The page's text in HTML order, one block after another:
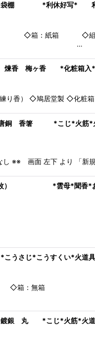
地 袋棚 *利休好写*
：紙箱 ◇組立式 在庫
…
* 煉香 梅ヶ香 *化粧箱入*
） ◇鳩居堂製 ◇化粧箱（
】唐銅 香箸 *こじ*火筋*
※※ 画面 左下 より 「新
（1枚） *雲母*聞香*
画面 左下 よ
うさじ*こうすくい*火道
っき） ◇箱
鍍銀 丸 *こじ*火筋*火道